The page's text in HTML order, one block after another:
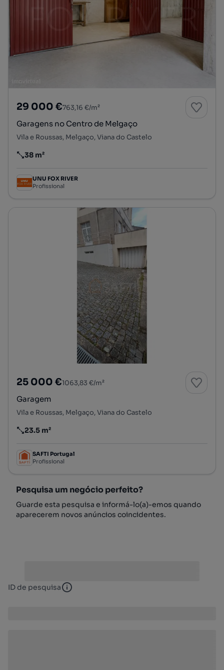
29 000 €763,16 €/m²
Garagens no Centro de Melgaço
Vila e Roussas, Melgaço, Viana do Castelo
Preço por metro quadrado
38 m²
UNU FOX RIVER
Profissional
25 000 €1063,83 €/m²
Garagem
Vila e Roussas, Melgaço, Viana do Castelo
Preço por metro quadrado
23.5 m²
SAFTI Portugal
Profissional
Pesquisa um negócio perfeito?
Guarde esta pesquisa e informá-lo(a)-emos quando
aparecerem novos anúncios coincidentes.
ID de pesquisa ID de pesquisa